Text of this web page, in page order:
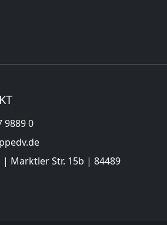
9889 0
| Marktler Str. 15b | 84489